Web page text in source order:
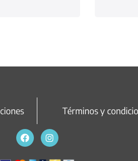
Términos y